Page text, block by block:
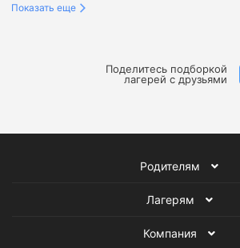
Летние образовательные лагеря в
Летние языковые лагеря
Показать еще
Поделитесь подборкой
лагерей с друзьями
Родителям
Лагерям
Компания